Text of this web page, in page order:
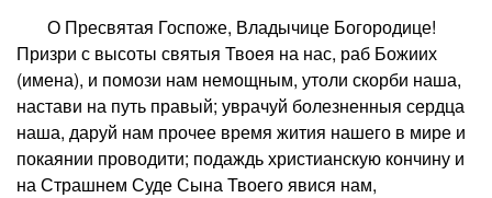
О Пресвятая Госпоже, Владычице Богородице!
Призри с высоты святыя Твоея на нас, раб Божиих
(имена), и помози нам немощным, утоли скорби наша,
настави на путь правый; уврачуй болезненныя сердца
наша, даруй нам прочее время жития нашего в мире и
покаянии проводити; подаждь христианскую кончину и
на Страшнем Суде Сына Твоего явися нам,